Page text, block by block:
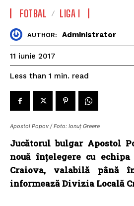
FOTBAL LIGA I
AUTHOR: Administrator
11 iunie 2017
Less than 1 min. read
Apostol Popov / Foto: Ionuț Greere
Jucătorul bulgar Apostol
nouă înţelegere cu
Craiova, valabilă până
informează Divizia Locală